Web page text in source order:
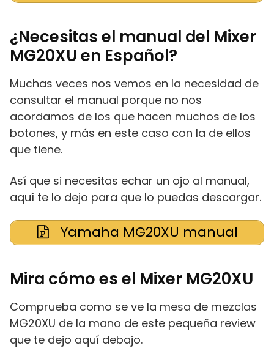
¿Necesitas el manual del Mixer
MG20XU en Español?
Muchas veces nos vemos en la necesidad de
consultar el manual porque no nos
acordamos de los que hacen muchos de los
botones, y más en este caso con la de ellos
que tiene.
Así que si necesitas echar un ojo al manual,
aquí te lo dejo para que lo puedas descargar.
Yamaha MG20XU manual
Mira cómo es el Mixer MG20XU
Comprueba como se ve la mesa de mezclas
MG20XU de la mano de este pequeña review
que te dejo aquí debajo.